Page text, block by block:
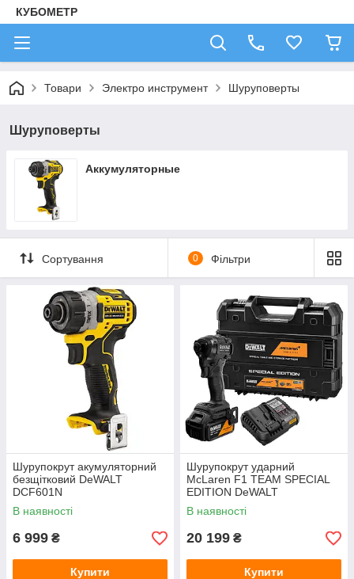
КУБОМЕТР
Товари Электро инструмент Шуруповерты
Шуруповерты
Аккумуляторные
Сортування 0 Фільтри
Шурупокрут акумуляторний
безщітковий DeWALT
DCF601N
В наявності
6 999 ₴
Купити
Шурупокрут ударний
McLaren F1 TEAM SPECIAL
EDITION DeWALT
DCF86MM1T
В наявності
20 199 ₴
Купити